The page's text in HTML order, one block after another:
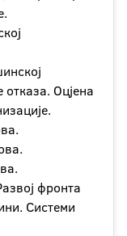
отказа. Оцјена
фронта
Системи